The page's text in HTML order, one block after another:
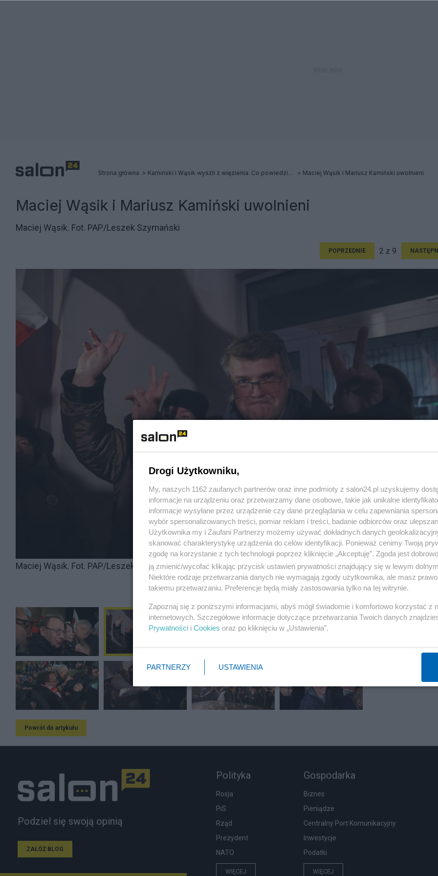
Strona główna Kamiński i Wąsik wyszli z więzienia. Co powiedzieli? Maciej Wąsik i Mariusz Kamiński uwolnieni
Maciej Wąsik i Mariusz Kamiński uwolnieni
Maciej Wąsik. Fot. PAP/Leszek Szymański
POPRZEDNIE 2 z 9
Maciej Wąsik. Fot. PAP/Leszek Szymański
POPRZEDNIE 2 z 9
Powrót do artykułu
Podziel się swoją opinią
ZAŁÓŻ BLOG
Polityka
Rosja
PiS
Rząd
Prezydent
NATO
WIĘCEJ
Gospodarka
Biznes
Pieniądze
Centralny Port Komunikacyjny
Inwestycje
Podatki
WIĘCEJ
Drogi Użytkowniku,
My, naszych 1162 zaufanych partnerów oraz inne podmioty z salon24.pl uzyskujemy
informacje na urządzeniu oraz przetwarzamy dane osobowe, takie jak unikalne
informacje wysyłane przez urządzenie czy dane przeglądania w celu zapewniania
wybór spersonalizowanych treści, pomiar reklam i treści, badanie odbiorców oraz
Użytkownika my i Zaufani Partnerzy możemy używać dokładnych danych
skanować charakterystykę urządzenia do celów identyfikacji. Ponieważ cenimy Twoją
zgodę na korzystanie z tych technologii poprzez kliknięcie „Akceptuję”. Zgoda jest
ją zmienić/wycofać klikając przycisk ustawień prywatności znajdujący się w lewym
Niektóre rodzaje przetwarzania danych nie wymagają zgody użytkownika, ale masz
takiemu przetwarzaniu. Preferencje będą miały zastosowania tylko na tej witrynie.
Zapoznaj się z poniższymi informacjami, abyś mógł świadomie i komfortowo korzystać z
internetowych. Szczegółowe informacje dotyczące przetwarzania Twoich danych
Prywatności i Cookies oraz po kliknięciu w „Ustawienia”.
PARTNERZY USTAWIENIA